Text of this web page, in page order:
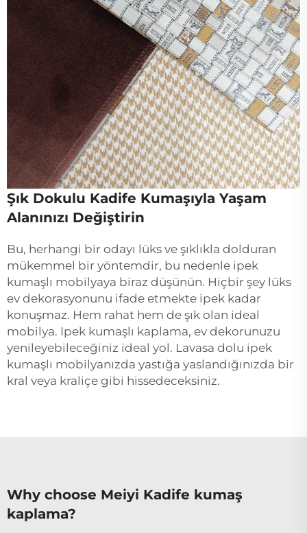
Şık Dokulu Kadife Kumaşıyla Yaşam
Alanınızı Değiştirin
Bu, herhangi bir odayı lüks ve şıklıkla dolduran
mükemmel bir yöntemdir, bu nedenle ipek
kumaşlı mobilyaya biraz düşünün. Hiçbir şey lüks
ev dekorasyonunu ifade etmekte ipek kadar
konuşmaz. Hem rahat hem de şık olan ideal
mobilya. Ipek kumaşlı kaplama, ev dekorunuzu
yenileyebileceğiniz ideal yol. Lavasa dolu ipek
kumaşlı mobilyanızda yastığa yaslandığınızda bir
kral veya kraliçe gibi hissedeceksiniz.
Why choose Meiyi Kadife kumaş
kaplama?